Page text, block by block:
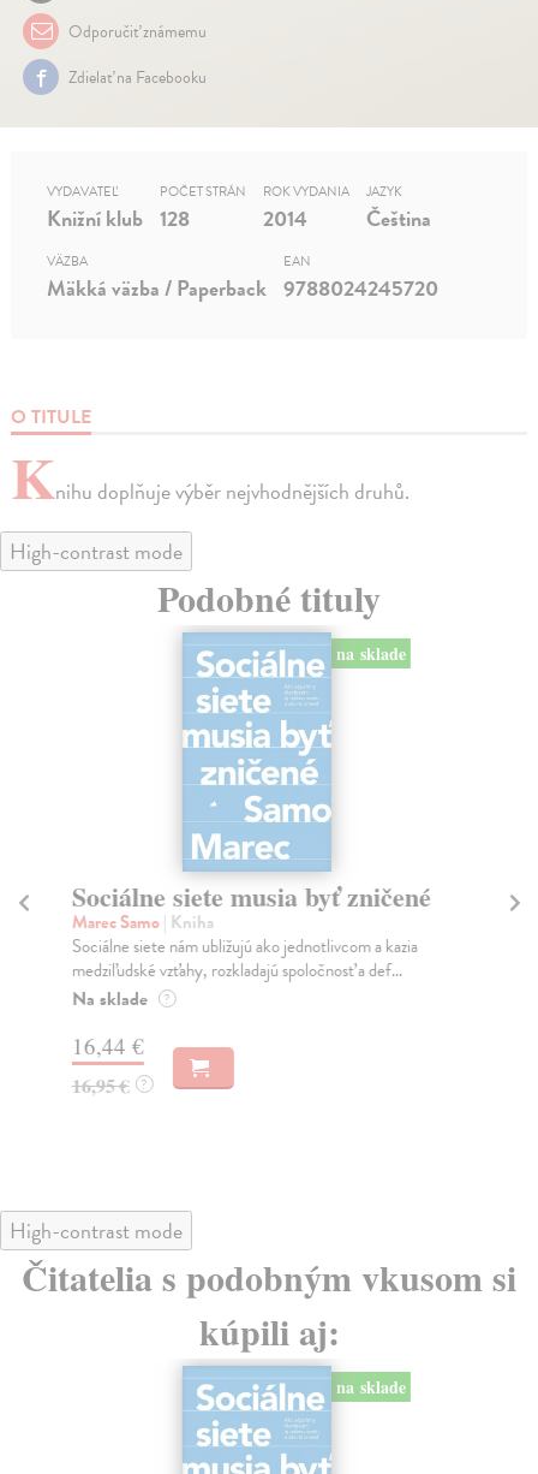
Odporučiť známemu
Zdielať na Facebooku
O TITULE
Knihu doplňuje výběr nejvhodnějších druhů.
VYDAVATEĽ
Knižní klub
POČET STRÁN
128
ROK VYDANIA
2014
JAZYK
Čeština
VÄZBA
Mäkká väzba / Paperback
EAN
9788024245720
High-contrast mode
Podobné tituly
na sklade
Sociálne siete musia byť zničené
Marec Samo| Kniha
Sociálne siete nám ubližujú ako jednotlivcom a kazia
medziľudské vzťahy, rozkladajú spoločnosť a def...
Na sklade ?
16,44 €
16,95 € ?
High-contrast mode
Čitatelia s podobným vkusom si
kúpili aj:
na sklade